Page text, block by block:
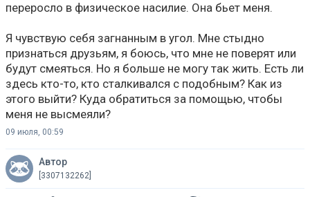
переросло в физическое насилие. Она бьет меня.
Я чувствую себя загнанным в угол. Мне стыдно
признаться друзьям, я боюсь, что мне не поверят или
будут смеяться. Но я больше не могу так жить. Есть ли
здесь кто-то, кто сталкивался с подобным? Как из
этого выйти? Куда обратиться за помощью, чтобы
меня не высмеяли?
09 июля, 00:59
Автор
[3307132262]